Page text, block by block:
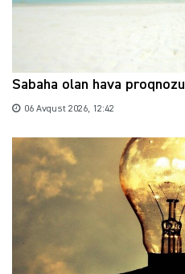
Sabaha olan hava proqnozu
06 Avqust 2026, 12:42